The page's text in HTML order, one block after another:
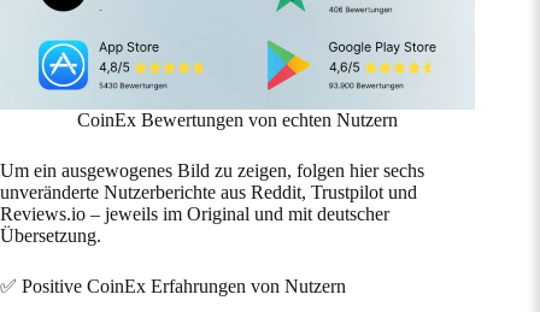
CoinEx Bewertungen von echten Nutzern
Um ein ausgewogenes Bild zu zeigen, folgen hier sechs
unveränderte Nutzerberichte aus Reddit, Trustpilot und
Reviews.io – jeweils im Original und mit deutscher
Übersetzung.
✅ Positive CoinEx Erfahrungen von Nutzern